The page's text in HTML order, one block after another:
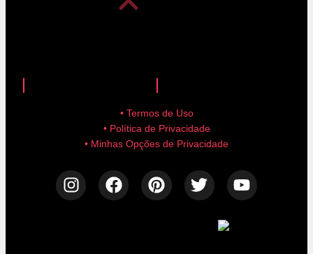
• Termos de Uso
• Política de Privacidade
• Minhas Opções de Privacidade